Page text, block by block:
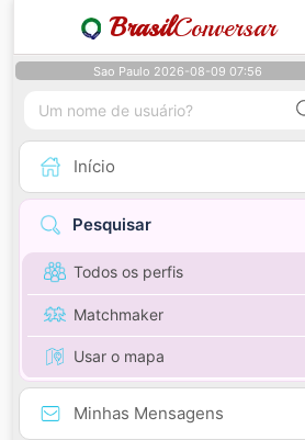
BrasilConversar
Sao Paulo 2026-08-09 07:56
Início
Pesquisar
Todos os perfis
Matchmaker
Usar o mapa
Minhas Mensagens